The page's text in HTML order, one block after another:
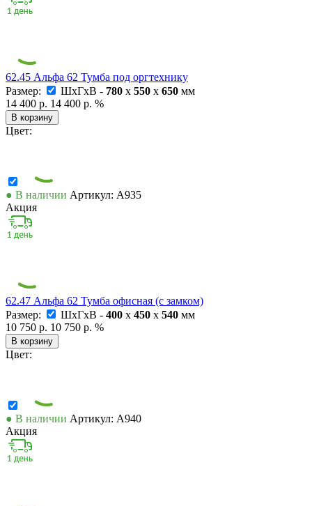
62.45 Альфа 62 Тумба под оргтехнику
Размер:
ШxГxВ - 780 x 550 x 650 мм
14 400 р. 14 400 р. %
В корзину
Цвет:
● В наличии Артикул: А935
Акция
62.47 Альфа 62 Тумба офисная (с замком)
Размер:
ШxГxВ - 400 x 450 x 540 мм
10 750 р. 10 750 р. %
В корзину
Цвет:
● В наличии Артикул: А940
Акция